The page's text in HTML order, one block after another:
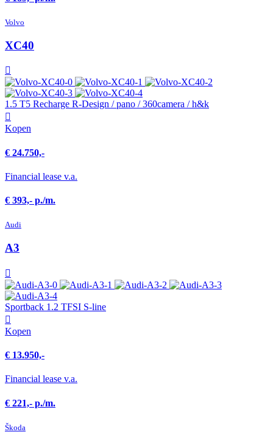
Volvo
XC40
1.5 T5 Recharge R-Design / pano / 360camera / h&k
Kopen
€ 24.750,-
Financial lease v.a.
€ 393,- p./m.
Audi
A3
Sportback 1.2 TFSI S-line
Kopen
€ 13.950,-
Financial lease v.a.
€ 221,- p./m.
Škoda